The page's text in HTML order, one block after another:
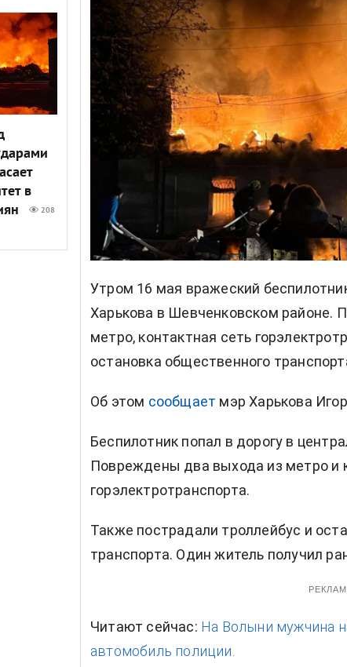
в
208
Утром 16 мая вражеский
Харькова в Шевченковском районе.
метро, контактная сеть
остановка общественного
Об этом сообщает мэр Харькова
Беспилотник попал в дорогу в
Повреждены два выхода из метро и
горэлектротранспорта.
Также пострадали троллейбус и
транспорта. Один житель получил
Читают сейчас: На Волыни мужчина
автомобиль полиции.